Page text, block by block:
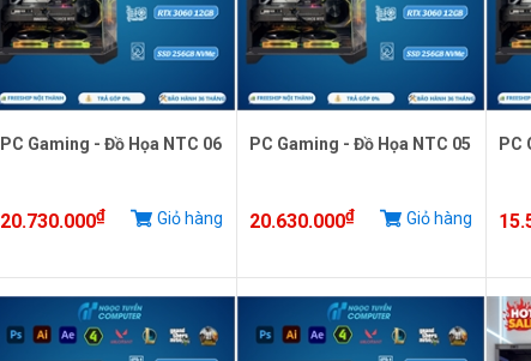
PC Gaming - Đồ Họa NTC 06
20.730.000₫ Giỏ hàng
PC Gaming - Đồ Họa NTC 05
20.630.000₫ Giỏ hàng
PC